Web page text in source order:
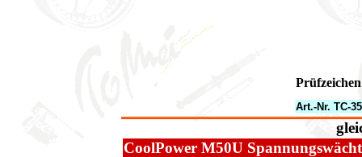
Art.-Nr. TC-
CoolPower M50U